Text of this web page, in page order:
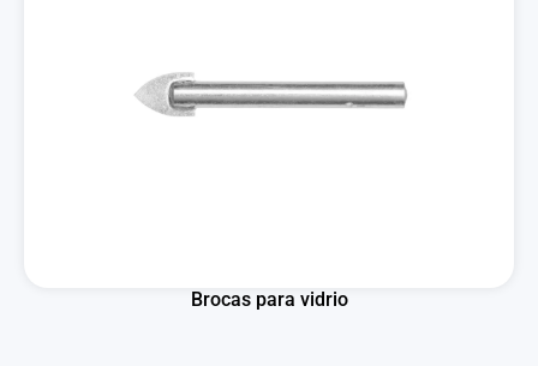
Brocas para vidrio